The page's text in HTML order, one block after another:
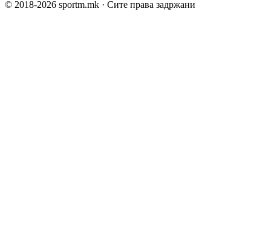
© 2018-2026 sportm.mk · Сите права задржани